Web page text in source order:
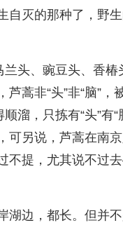
自灭的那种了，野
头、豌豆头、香椿
蒿非“头”非“脑”，
溜，只拣有“头”有“
可另说，芦蒿在南
不提，尤其说不
湖边，都长。但并